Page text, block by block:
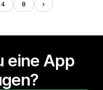
4 8
eine App